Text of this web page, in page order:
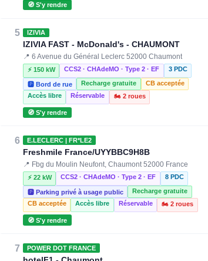
🧭 S'y rendre
5 IZIVIA
IZIVIA FAST - McDonald's - CHAUMONT
📍 6 Avenue du Général Leclerc 52000 Chaumont
⚡ 150 kW CCS2 · CHAdeMO · Type 2 · EF 3 PDC
🅿️ Bord de rue Recharge gratuite
CB acceptée
Accès libre
Réservable 🏍️ 2 roues
🧭 S'y rendre
6 E.LECLERC | FR*LE2
Freshmile France/UYYBBC9H8B
📍 Fbg du Moulin Neufont, Chaumont 52000 France
⚡ 22 kW CCS2 · CHAdeMO · Type 2 · EF 8 PDC
🅿️ Parking privé à usage public
Recharge gratuite
CB acceptée
Accès libre Réservable 🏍️ 2 roues
🧭 S'y rendre
7 POWER DOT FRANCE